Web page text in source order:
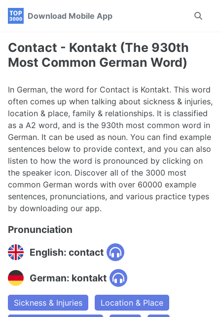
Skip
navigation
Skip
Skip
Download Mobile App
Toggle
Contact - Kontakt (The 930th
Most Common German Word)
In German, the word for Contact is Kontakt. This word
often comes up when talking about sickness & injuries,
location & place, family & relationships. It is classified
as a A2 word, and is the 930th most common word in
German. It can be used as noun. You can find example
sentences below to provide context, and you can also
listen to how the word is pronounced by clicking on
the speaker icon. Discover all of the 3000 most
common German words with over 60000 example
sentences, pronunciations, and various practice types
by downloading our app.
Pronunciation
English: contact
German: kontakt
Sickness & Injuries
Location & Place